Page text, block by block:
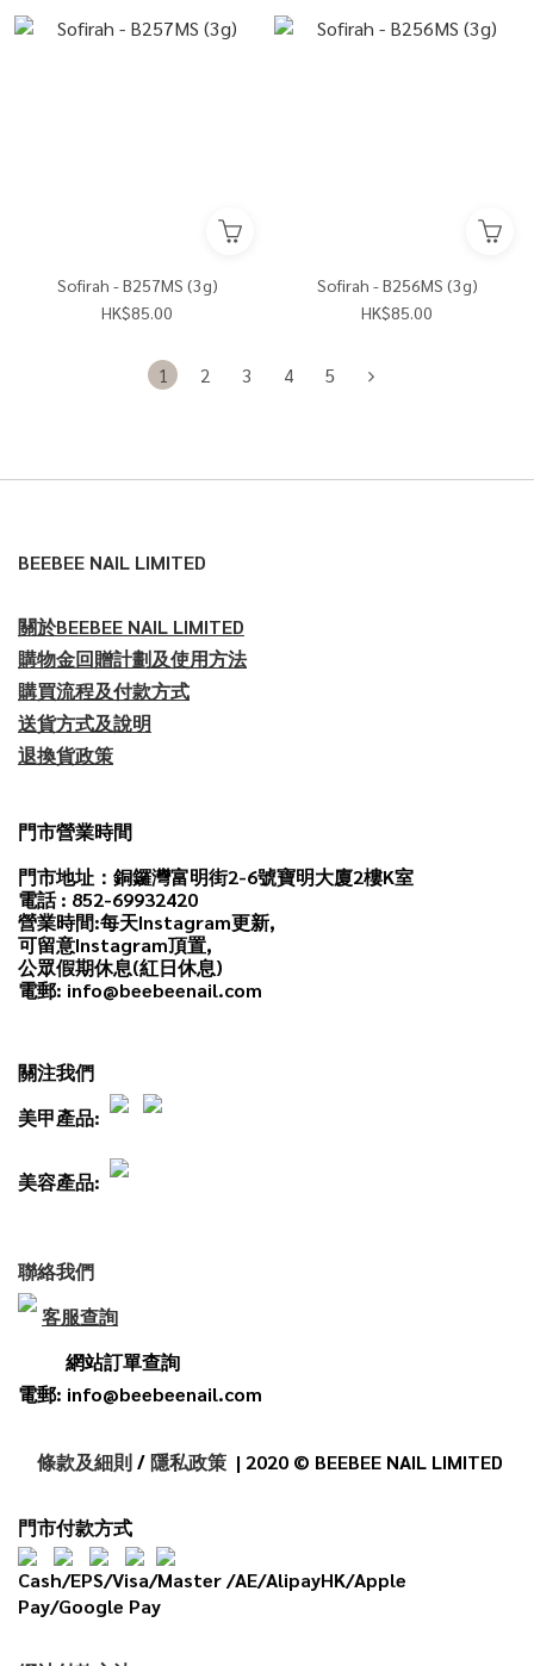
Sofirah - B257MS (3g)
HK$85.00
Sofirah - B256MS (3g)
HK$85.00
1 2 3 4 5
BEEBEE NAIL LIMITED
關於BEEBEE NAIL LIMITED
購物金回贈計劃及使用方法
購買流程及付款方式
送貨方式及說明
退換貨政策
門市營業時間
門市地址：銅鑼灣富明街2-6號寶明大廈2樓K室
電話 : 852-69932420
營業時間:每天Instagram更新,
可留意Instagram頂置,
公眾假期休息(紅日休息)
電郵: info@beebeenail.com
關注我們
美甲產品:
美容產品:
聯絡我們
客服查詢
網站訂單查詢
電郵: info@beebeenail.com
條款及細則/隱私政策 | 2020 © BEEBEE NAIL LIMITED
門市付款方式
Cash/EPS/Visa/Master /AE/AlipayHK/Apple
Pay/Google Pay